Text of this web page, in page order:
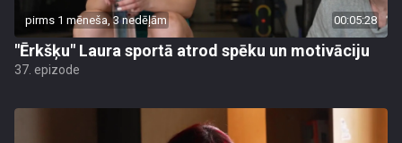
pirms 1 mēneša, 3 nedēļām 00:05:28
"Ērkšķu" Laura sportā atrod spēku un motivāciju
37. epizode